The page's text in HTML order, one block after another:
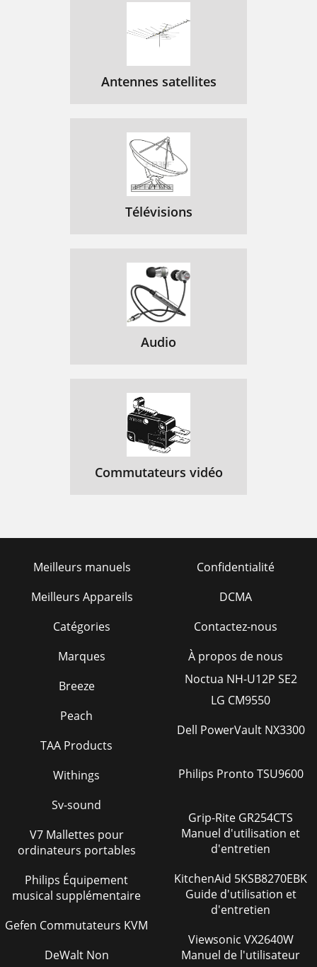
Antennes satellites
Télévisions
Audio
Commutateurs vidéo
Meilleurs manuels
Meilleurs Appareils
Catégories
Marques
Confidentialité
DCMA
Contactez-nous
À propos de nous
Breeze
Peach
TAA Products
Withings
Sv-sound
V7 Mallettes pour
ordinateurs portables
Philips Équipement
musical supplémentaire
Gefen Commutateurs KVM
DeWalt Non
Noctua NH-U12P SE2
LG CM9550
Dell PowerVault NX3300
Philips Pronto TSU9600
Grip-Rite GR254CTS
Manuel d'utilisation et
d'entretien
KitchenAid 5KSB8270EBK
Guide d'utilisation et
d'entretien
Viewsonic VX2640W
Manuel de l'utilisateur